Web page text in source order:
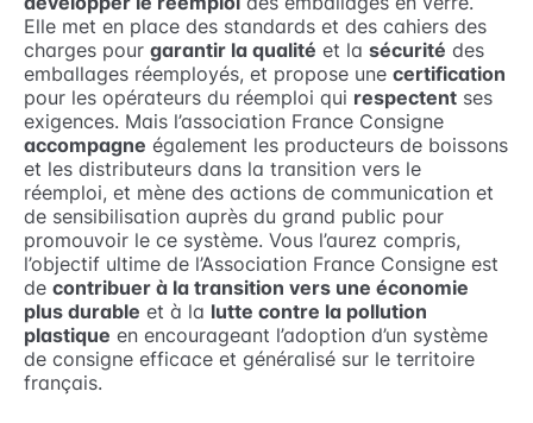
Elle met en place des standards et des cahiers des
charges pour garantir la qualité et la sécurité des
emballages réemployés, et propose une certification
pour les opérateurs du réemploi qui respectent ses
exigences. Mais l’association France Consigne
accompagne également les producteurs de boissons
et les distributeurs dans la transition vers le
réemploi, et mène des actions de communication et
de sensibilisation auprès du grand public pour
promouvoir le ce système. Vous l’aurez compris,
l’objectif ultime de l’Association France Consigne est
de contribuer à la transition vers une économie
plus durable et à la lutte contre la pollution
plastique en encourageant l’adoption d’un système
de consigne efficace et généralisé sur le territoire
français.